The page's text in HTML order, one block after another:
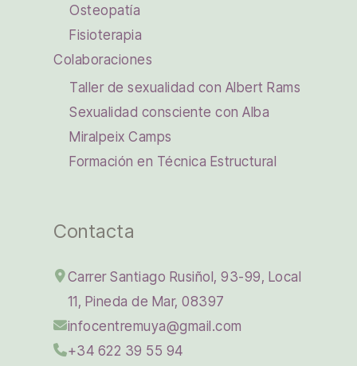
Osteopatía
Fisioterapia
Colaboraciones
Taller de sexualidad con Albert Rams
Sexualidad consciente con Alba
Miralpeix Camps
Formación en Técnica Estructural
Contacta
Carrer Santiago Rusiñol, 93-99, Local
11, Pineda de Mar, 08397
infocentremuya@gmail.com
+34 622 39 55 94